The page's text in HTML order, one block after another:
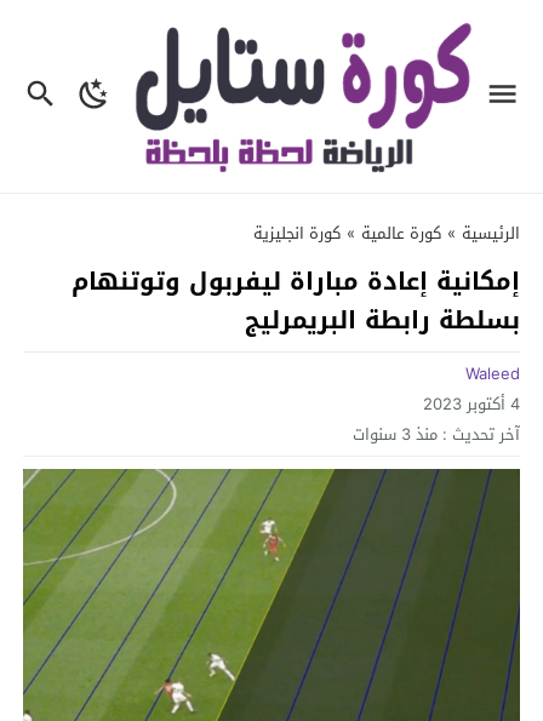
الرئيسية » كورة عالمية » كورة انجليزية
إمكانية إعادة مباراة ليفربول وتوتنهام
بسلطة رابطة البريمرليج
Waleed
4 أكتوبر 2023
آخر تحديث : منذ 3 سنوات